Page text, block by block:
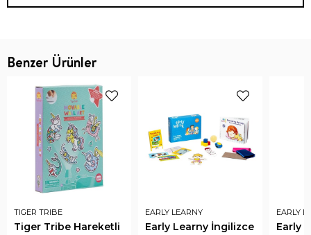
Benzer Ürünler
TIGER TRIBE
Tiger Tribe Hareketli
EARLY LEARNY
Early Learny İngilizce
EARLY
Early